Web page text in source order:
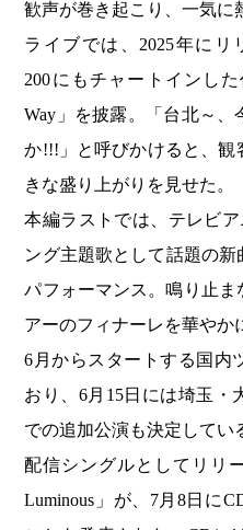
歓声が巻き起こり、一気に
ライブでは、2025年にリ
200にもチャートインし
Way」を披露。「台北～
か!!!」と呼びかけると、観
きな盛り上がりを見せた。
本編ラストでは、テレビ
ング主題歌として話題の新
パフォーマンス。鳴り止
アーのフィナーレを華やか
6月からスタートする国内
おり、6月15日には埼玉・
での追加公演も決定してい
配信シングルとしてリリ
Luminous」が、7月8日に